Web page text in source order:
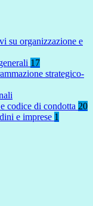
su organizzazione e
17
strategico-
codice di condotta 20
e imprese 1